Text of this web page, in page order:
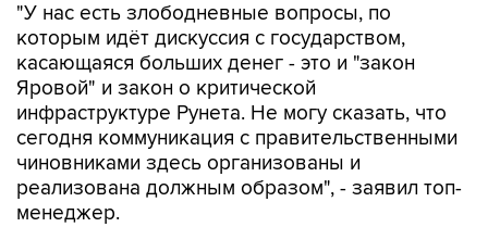
"У нас есть злободневные вопросы, по
которым идёт дискуссия с государством,
касающаяся больших денег - это и "закон
Яровой" и закон о критической
инфраструктуре Рунета. Не могу сказать, что
сегодня коммуникация с правительственными
чиновниками здесь организованы и
реализована должным образом", - заявил топ-
менеджер.